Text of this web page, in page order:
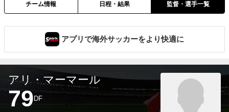
チーム情報 日程・結果 監督・選手一覧
アプリで海外サッカーをより快適に
アリ・マーマール
79 DF